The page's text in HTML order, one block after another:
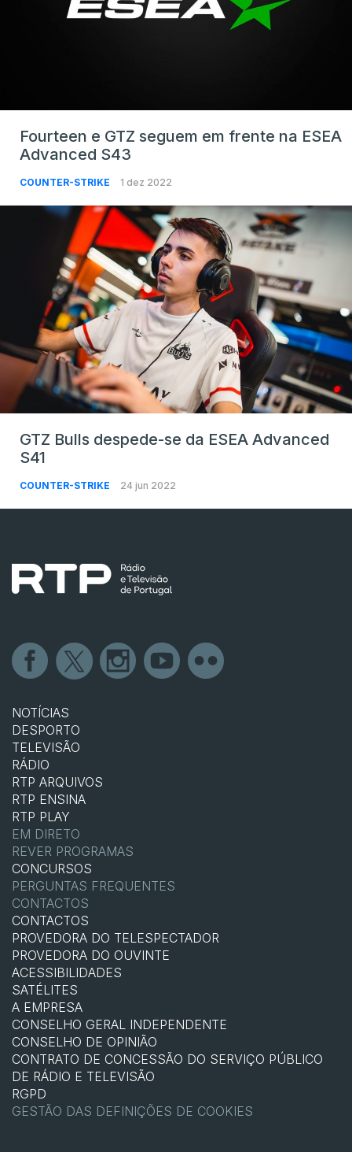
Fourteen e GTZ seguem em frente na ESEA
Advanced S43
COUNTER-STRIKE 1 dez 2022
GTZ Bulls despede-se da ESEA Advanced
S41
COUNTER-STRIKE 24 jun 2022
NOTÍCIAS
DESPORTO
TELEVISÃO
RÁDIO
RTP ARQUIVOS
RTP ENSINA
RTP PLAY
EM DIRETO
REVER PROGRAMAS
CONCURSOS
PERGUNTAS FREQUENTES
CONTACTOS
CONTACTOS
PROVEDORA DO TELESPECTADOR
PROVEDORA DO OUVINTE
ACESSIBILIDADES
SATÉLITES
A EMPRESA
CONSELHO GERAL INDEPENDENTE
CONSELHO DE OPINIÃO
CONTRATO DE CONCESSÃO DO SERVIÇO PÚBLICO
DE RÁDIO E TELEVISÃO
RGPD
GESTÃO DAS DEFINIÇÕES DE COOKIES